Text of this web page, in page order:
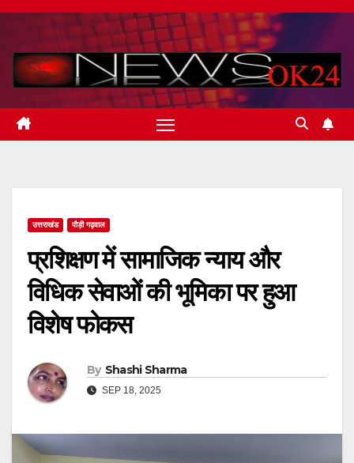
Skip
content
उत्तराखंड पौड़ी गढ़वाल
प्रशिक्षण में सामाजिक न्याय और
विधिक सेवाओं की भूमिका पर हुआ
विशेष फोकस
By Shashi Sharma
SEP 18, 2025